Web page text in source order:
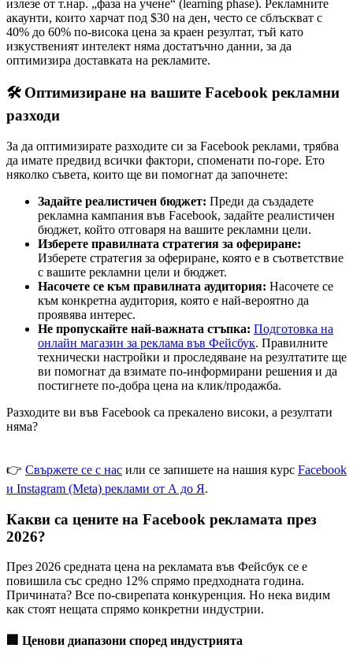
излезе от т.нар. „фаза на учене“ (learning phase). Рекламните
акаунти, които харчат под $30 на ден, често се сблъскват с
40% до 60% по-висока цена за краен резултат, тъй като
изкуственият интелект няма достатъчно данни, за да
оптимизира доставката на рекламите.
🛠️ Оптимизиране на вашите Facebook рекламни
разходи
За да оптимизирате разходите си за Facebook реклами, трябва
да имате предвид всички фактори, споменати по-горе. Ето
няколко съвета, които ще ви помогнат да започнете:
Задайте реалистичен бюджет: Преди да създадете
рекламна кампания във Facebook, задайте реалистичен
бюджет, който отговаря на вашите рекламни цели.
Изберете правилната стратегия за офериране:
Изберете стратегия за офериране, която е в съответствие
с вашите рекламни цели и бюджет.
Насочете се към правилната аудитория: Насочете се
към конкретна аудитория, която е най-вероятно да
проявява интерес.
Не пропускайте най-важната стъпка: Подготовка на
онлайн магазин за реклама във Фейсбук. Правилните
технически настройки и проследяване на резултатите ще
ви помогнат да взимате по-информирани решения и да
постигнете по-добра цена на клик/продажба.
Разходите ви във Facebook са прекалено високи, а резултати
няма?
👉 Свържете се с нас или се запишете на нашия курс Facebook
и Instagram (Meta) реклами от А до Я.
Какви са цените на Facebook рекламата през
2026?
През 2026 средната цена на рекламата във Фейсбук се е
повишила със средно 12% спрямо предходната година.
Причината? Все по-свирепата конкуренция. Но нека видим
как стоят нещата спрямо конкретни индустрии.
🏢 Ценови диапазони според индустрията